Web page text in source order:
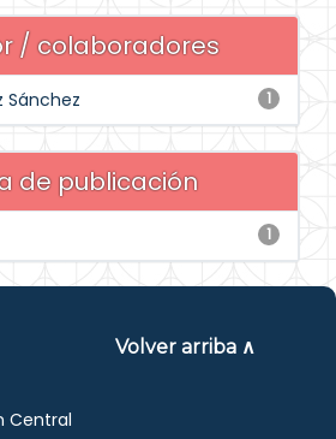
/ colaboradores
1
Sánchez
de publicación
1
Volver arriba ∧
Central